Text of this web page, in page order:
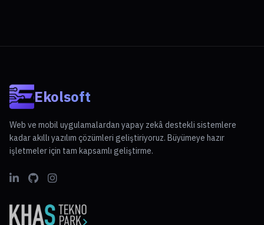
Ekolsoft
Web ve mobil uygulamalardan yapay zekâ destekli sistemlere
kadar akıllı yazılım çözümleri geliştiriyoruz. Büyümeye hazır
işletmeler için tam kapsamlı geliştirme.